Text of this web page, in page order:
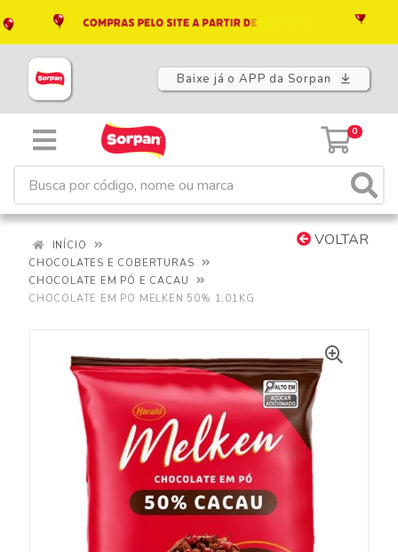
Baixe já o APP da Sorpan
0
VOLTAR
INÍCIO
CHOCOLATES E COBERTURAS
CHOCOLATE EM PÓ E CACAU
CHOCOLATE EM PO MELKEN 50% 1,01KG